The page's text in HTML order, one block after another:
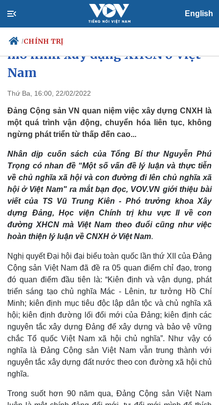
English
/CHÍNH TRỊ
Chính trị
Đảng
Tổ chức nhân sự
Quốc hội
Nhận diện sự thật
Tin 24h
Dự báo thời tiết
Giáo dục
Dấu ấn VOV
Biển đảo
Thế giới
Quan sát
Cuộc sống đó đây
Video
Ảnh
Từng bước bổ sung, hoàn thiện
mô hình xây dựng XHCN ở Việt
Nam
Thứ Ba, 16:00, 22/02/2022
Đảng Cộng sản VN quan niệm việc xây dựng CNXH là
một quá trình vận động, chuyển hóa liên tục, không
ngừng phát triển từ thấp đến cao...
Nhân dịp cuốn sách của Tổng Bí thư Nguyễn Phú
Trọng có nhan đề “Một số vấn đề lý luận và thực tiễn
về chủ nghĩa xã hội và con đường đi lên chủ nghĩa xã
hội ở Việt Nam" ra mắt bạn đọc, VOV.VN giới thiệu bài
viết của TS Vũ Trung Kiên - Phó trưởng khoa Xây
dựng Đảng, Học viện Chính trị khu vực II về con
đường XHCN mà Việt Nam theo đuổi cũng như việc
hoàn thiện lý luận về CNXH ở Việt Nam.
Nghị quyết Đại hội đại biểu toàn quốc lần thứ XII của Đảng
Cộng sản Việt Nam đã đề ra 05 quan điểm chỉ đạo, trong
đó quan điểm đầu tiên là: “Kiên định và vận dụng, phát
triển sáng tạo chủ nghĩa Mác - Lênin, tư tưởng Hồ Chí
Minh; kiên định mục tiêu độc lập dân tộc và chủ nghĩa xã
hội; kiên định đường lối đổi mới của Đảng; kiên định các
nguyên tắc xây dựng Đảng để xây dựng và bảo vệ vững
chắc Tổ quốc Việt Nam xã hội chủ nghĩa”. Như vậy có
nghĩa là Đảng Cộng sản Việt Nam vẫn trung thành với
nguyên tắc xây dựng đất nước theo con đường xã hội chủ
nghĩa.
Trong suốt hơn 90 năm qua, Đảng Cộng sản Việt Nam